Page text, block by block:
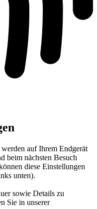
auf Ihrem Endgerät
beim nächsten Besuch
diese Einstellungen
unten).
sowie Details zu
Sie in unserer